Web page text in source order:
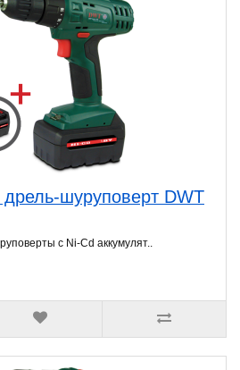
шуруповерт DWT
с Ni-Cd аккумулят..